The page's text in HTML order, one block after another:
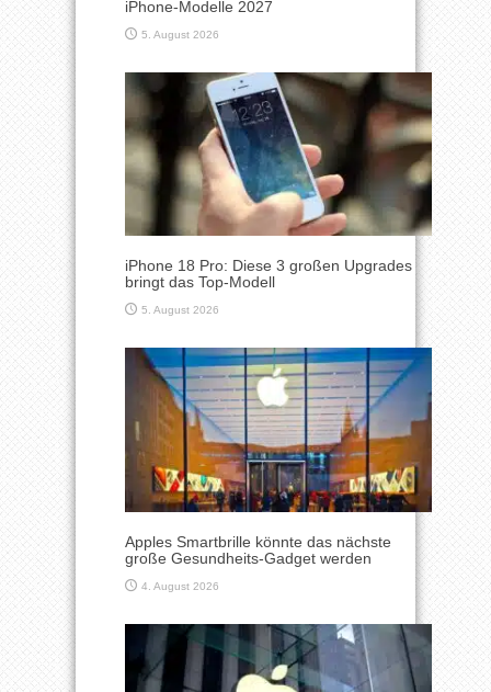
iPhone-Modelle 2027
5. August 2026
iPhone 18 Pro: Diese 3 großen Upgrades
bringt das Top-Modell
5. August 2026
Apples Smartbrille könnte das nächste
große Gesundheits-Gadget werden
4. August 2026